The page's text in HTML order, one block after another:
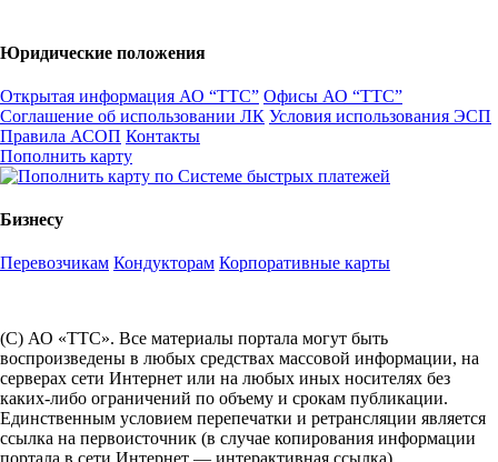
Юридические положения
Открытая информация АО “ТТС” Офисы АО “ТТС”
Соглашение об использовании ЛК Условия использования ЭСП
Правила АСОП Контакты
Пополнить карту
Бизнесу
Перевозчикам Кондукторам Корпоративные карты
(С) АО «ТТС». Все материалы портала могут быть
воспроизведены в любых средствах массовой информации, на
серверах сети Интернет или на любых иных носителях без
каких-либо ограничений по объему и срокам публикации.
Единственным условием перепечатки и ретрансляции является
ссылка на первоисточник (в случае копирования информации